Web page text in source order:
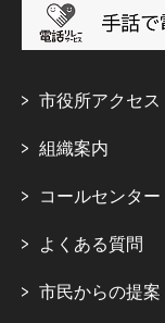
市役所アクセス
組織案内
コールセンタ
よくある質問
市民からの提案